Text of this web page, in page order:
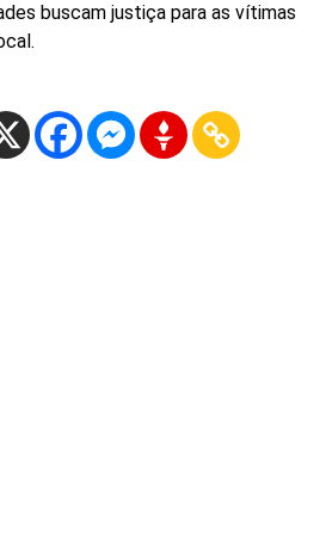
buscam justiça para as vítimas